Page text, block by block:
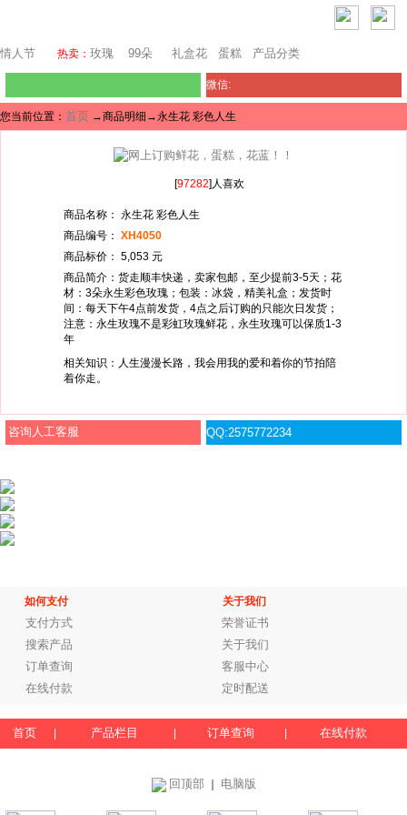
情人节 热卖： 玫瑰 99朵 礼盒花 蛋糕 产品分类
微信:
您当前位置： 首页 →商品明细→永生花 彩色人生
[97282]人喜欢
商品名称： 永生花 彩色人生
商品编号： XH4050
商品标价： 5,053 元
商品简介：货走顺丰快递，卖家包邮，至少提前3-5天；花
材：3朵永生彩色玫瑰；包装：冰袋，精美礼盒；发货时
间：每天下午4点前发货，4点之后订购的只能次日发货；
注意：永生玫瑰不是彩虹玫瑰鲜花，永生玫瑰可以保质1-3
年
相关知识：人生漫漫长路，我会用我的爱和着你的节拍陪
着你走。
咨询人工客服 QQ:2575772234
如何支付 关于我们
支付方式
荣誉证书
搜索产品
关于我们
订单查询
客服中心
在线付款
定时配送
首页 产品栏目 订单查询 在线付款
回顶部 电脑版